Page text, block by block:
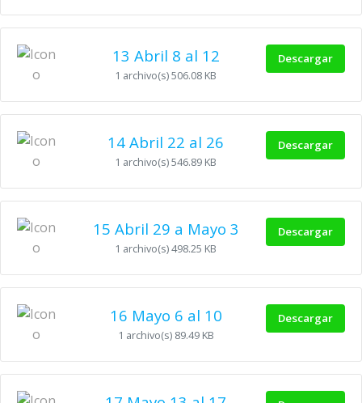
13 Abril 8 al 12
1 archivo(s)506.08 KB
Descargar
14 Abril 22 al 26
1 archivo(s)546.89 KB
Descargar
15 Abril 29 a Mayo 3
1 archivo(s)498.25 KB
Descargar
16 Mayo 6 al 10
1 archivo(s) 89.49 KB
Descargar